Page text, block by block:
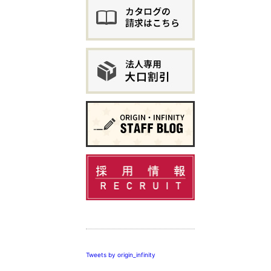
個人情報保護
Tweets by origin_infinity